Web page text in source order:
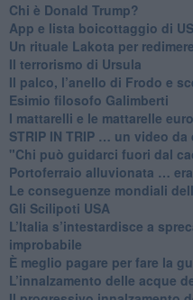
​Chi è Donald Trump?
App e lista boicottaggio di
​Un rituale Lakota per
Il terrorismo di Ursula
​Il palco, l’anello di Frodo e
Esimio filosofo Galimberti
​I mattarelli e le mattarelle
​STRIP IN TRIP … un video
"Chi può guidarci fuori dal
​Portoferraio alluvionata …
Le conseguenze mondiali
​Gli Scilipoti USA
L’Italia s’intestardisce a
improbabile
È meglio pagare per fare la
​L’innalzamento delle acque